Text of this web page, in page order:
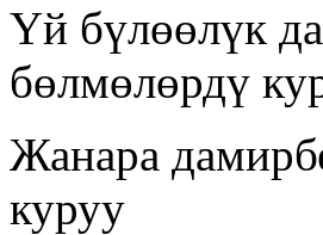
Үй бүлөөлүк
бөлмөлөрдү
Жанара
куруу